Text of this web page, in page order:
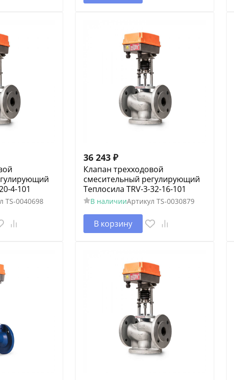
4-101
TS-0040698
36 243 ₽
Клапан трехходовой
смесительный регулирующий
Теплосила TRV-3-32-16-101
В наличииАртикул TS-0030879
В корзину